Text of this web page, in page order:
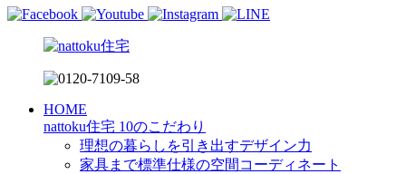
HOME
nattoku住宅 10のこだわり
理想の暮らしを引き出すデザイン力
家具まで標準仕様の空間コーディネート